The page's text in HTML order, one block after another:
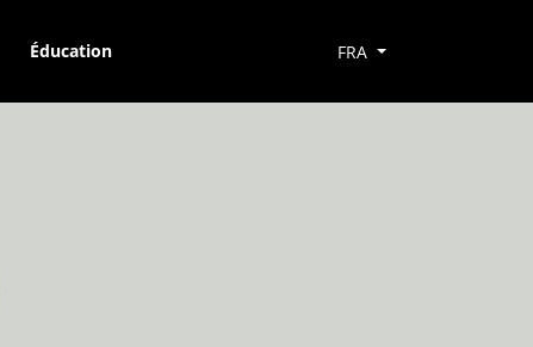
Éducation FRA